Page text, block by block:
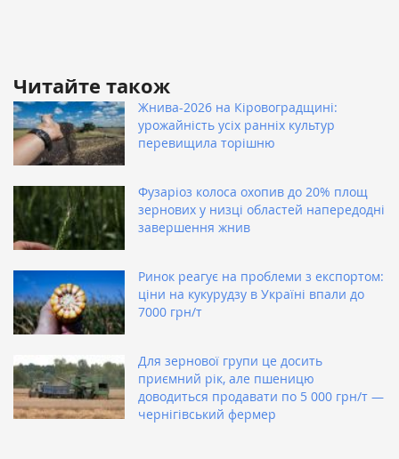
Читайте також
Жнива-2026 на Кіровоградщині:
урожайність усіх ранніх культур
перевищила торішню
Фузаріоз колоса охопив до 20% площ
зернових у низці областей напередодні
завершення жнив
Ринок реагує на проблеми з експортом:
ціни на кукурудзу в Україні впали до
7000 грн/т
Для зернової групи це досить
приємний рік, але пшеницю
доводиться продавати по 5 000 грн/т —
чернігівський фермер